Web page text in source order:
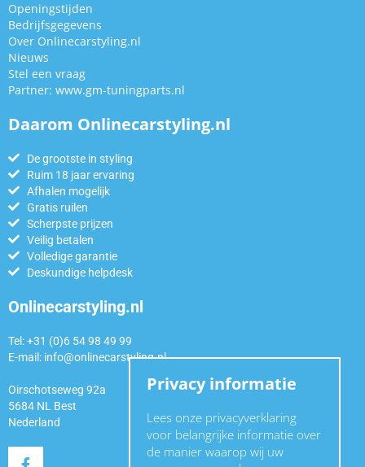
Openingstijden
Bedrijfsgegevens
Over Onlinecarstyling.nl
Nieuws
Stel een vraag
Partner: www.gm-tuningparts.nl
Daarom Onlinecarstyling.nl
De grootste in styling
Ruim 18 jaar ervaring
Afhalen mogelijk
Gratis ruilen
Scherpste prijzen
Veilig betalen
Volledige garantie
Deskundige helpdesk
Onlinecarstyling.nl
Tel: +31 (0)6 54 98 49 99
E-mail: info@onlinecarstyling.nl
Oirschotseweg 92a
5684 NL Best
Nederland
Privacy informatie
Lees onze privacyverklaring
voor belangrijke informatie over
de manier waarop wij uw